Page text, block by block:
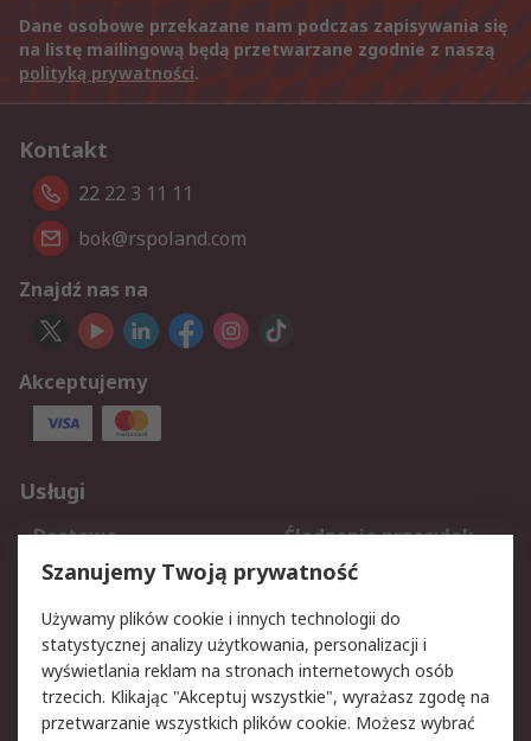
Dane osobowe przekazane nam podczas zapisywania się
na listę mailingową będą przetwarzane zgodnie z naszą
polityką prywatności.
Kontakt
22 22 3 11 11
bok@rspoland.com
Znajdź nas na
Akceptujemy
Usługi
Dostawa
Śledzenie przesyłek
Reklamacje i zwroty
Rejestracja
Aspekty prawne
Bezpieczeństwo e-
maila
Polityka dotycząca
plików cookie
Szanujemy Twoją prywatność
Używamy plików cookie i innych technologii do
statystycznej analizy użytkowania, personalizacji i
wyświetlania reklam na stronach internetowych osób
trzecich. Klikając "Akceptuj wszystkie", wyrażasz zgodę na
przetwarzanie wszystkich plików cookie. Możesz wybrać